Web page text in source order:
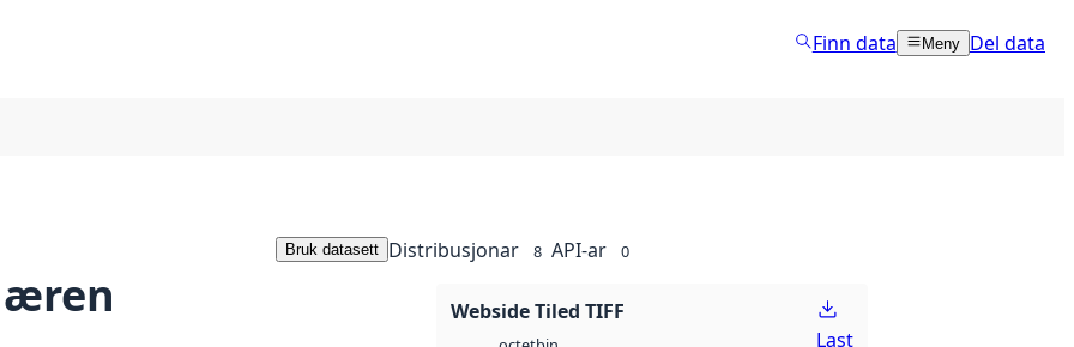
Finn data Meny Del data
Bruk datasett Distribusjonar 8 API-ar 0
Webside Tiled TIFF
Last